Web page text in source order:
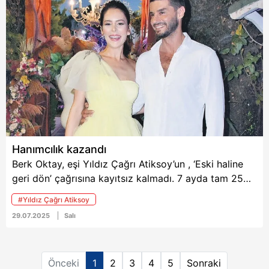
Metnimiziziyaret edebilirsiniz.
6698 sayılı Kişisel Verilerin Korunması Kanunu uyarınca
hazırlanmış Aydınlatma Metnimizi okumak ve sitemizde
ilgili mevzuata uygun olarak kullanılan çerezlerle ilgili bilgi
almak için lütfen
tıklayınız
Hanımcılık kazandı
Berk Oktay, eşi Yıldız Çağrı Atiksoy’un , ‘Eski haline
geri dön’ çağrısına kayıtsız kalmadı. 7 ayda tam 25
kilo verdi.
#Yıldız Çağrı Atiksoy
29.07.2025 Salı
Önceki 1 2 3 4 5 Sonraki